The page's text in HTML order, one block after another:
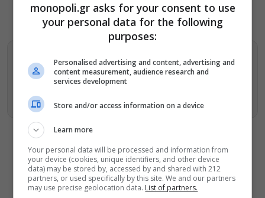
Βρείτε περισσότερα άρθρα μας στα αποτελέσματα
αναζητησης
ΔΕΙΤΕ ΕΠΙΣΗΣ
monopoli.gr asks for your consent to use
your personal data for the following
purposes:
Personalised advertising and content, advertising and
content measurement, audience research and
services development
Store and/or access information on a device
Learn more
Your personal data will be processed and information from
your device (cookies, unique identifiers, and other device
data) may be stored by, accessed by and shared with 212
partners, or used specifically by this site. We and our partners
may use precise geolocation data. List of partners.